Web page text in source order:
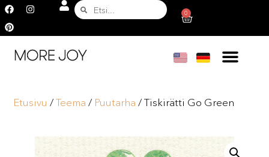
0
Etusivu /Teema / Puutarha / Tiskirätti Go Green